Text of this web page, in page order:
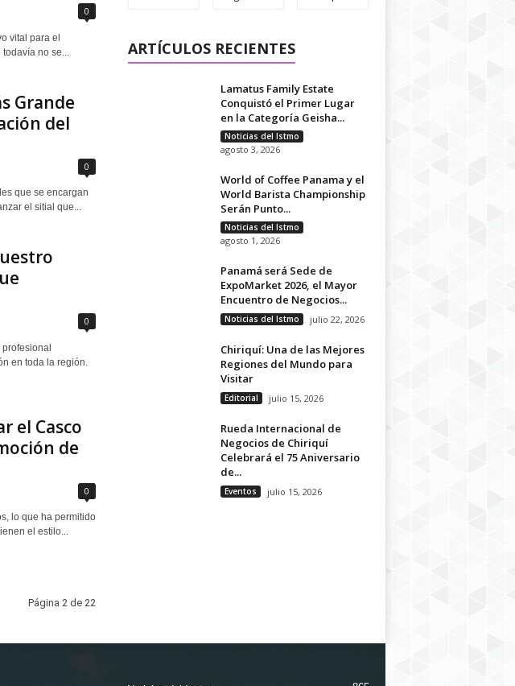
0
vital para el
no se...
Grande
del
0
que se encargan
el sitial que...
0
profesional
en toda la región.
el Casco
de
0
lo que ha permitido
el estilo...
Página 2 de 22
ARTÍCULOS RECIENTES
Lamatus Family Estate
Conquistó el Primer Lugar
en la Categoría Geisha...
Noticias del Istmo
agosto 3, 2026
World of Coffee Panama y el
World Barista Championship
Serán Punto...
Noticias del Istmo
agosto 1, 2026
Panamá será Sede de
ExpoMarket 2026, el Mayor
Encuentro de Negocios...
Noticias del Istmo julio 22, 2026
Chiriquí: Una de las Mejores
Regiones del Mundo para
Visitar
Editorial julio 15, 2026
Rueda Internacional de
Negocios de Chiriquí
Celebrará el 75 Aniversario
de...
Eventos julio 15, 2026